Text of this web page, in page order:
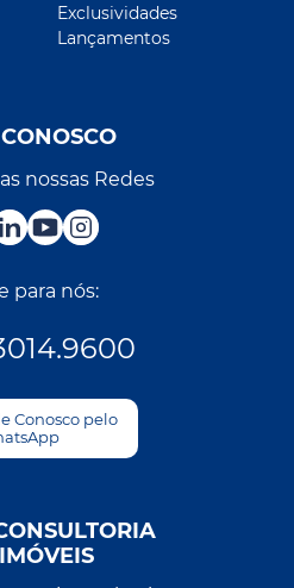
Exclusividades
Lançamentos
nossas Redes
para nós:
Conosco pelo